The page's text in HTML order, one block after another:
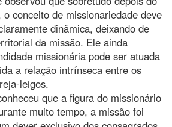
conceito de missionariedade deve
dinâmica, deixando de
da missão. Ele ainda
missionária pode ser atuada
a relação intrínseca entre os
leigos.
que a figura do missionário
muito tempo, a missão foi